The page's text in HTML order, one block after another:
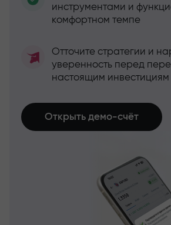
инструментами и
комфортном темпе
Отточите стратегии и
уверенность перед
настоящим инвестициям
Открыть демо-счёт